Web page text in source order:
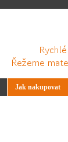
Jak nakupovat